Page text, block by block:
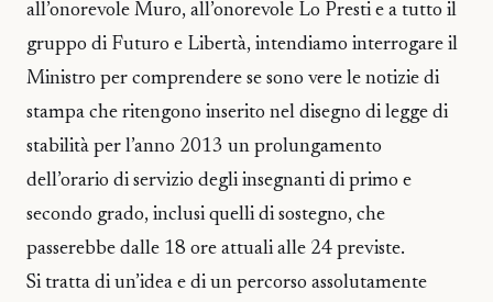
all’onorevole Muro, all’onorevole Lo Presti e a tutto il
gruppo di Futuro e Libertà, intendiamo interrogare il
Ministro per comprendere se sono vere le notizie di
stampa che ritengono inserito nel disegno di legge di
stabilità per l’anno 2013 un prolungamento
dell’orario di servizio degli insegnanti di primo e
secondo grado, inclusi quelli di sostegno, che
passerebbe dalle 18 ore attuali alle 24 previste.
Si tratta di un’idea e di un percorso assolutamente